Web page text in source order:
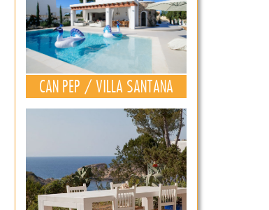
CAN PEP / VILLA SANTANA